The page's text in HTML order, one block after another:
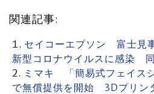
関連記事:
セイコーエプソン 富士見
新型コロナウイルスに感染
ミマキ 「簡易式フェイス
で無償提供を開始 3Dプリン